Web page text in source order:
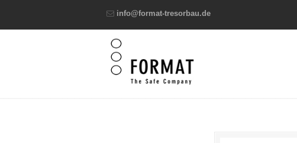
info@format-tresorbau.de